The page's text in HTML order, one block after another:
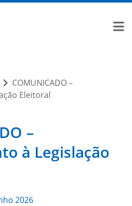
COMUNICADO –
Eleitoral
–
à Legislação
2026